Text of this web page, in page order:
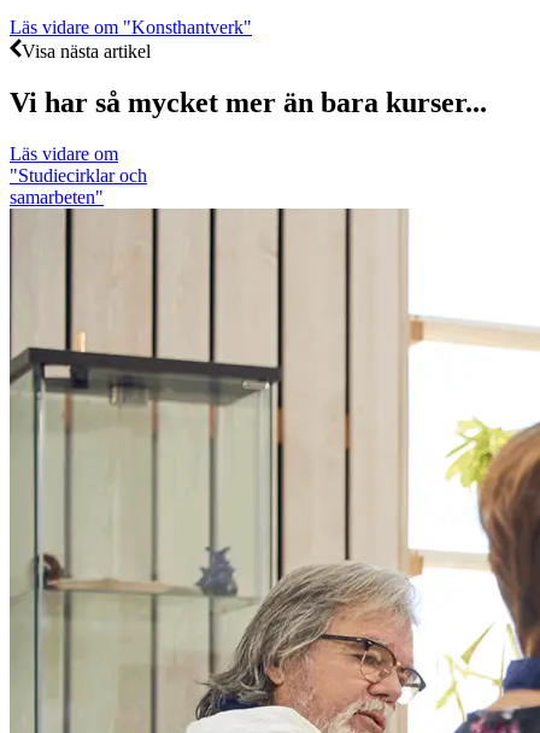
Läs vidare om "Konsthantverk"
Visa nästa artikel
Vi har så mycket mer än bara kurser...
Läs vidare om
"Studiecirklar och
samarbeten"